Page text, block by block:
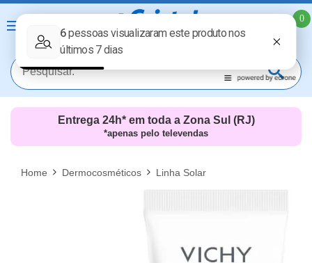
0
MAIS RESULTADOS
Entrega 24h* em toda a Zona Sul (RJ)
*apenas pelo televendas
Home Dermocosméticos Linha Solar